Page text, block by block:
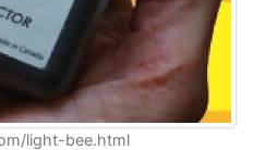
light-bee.html